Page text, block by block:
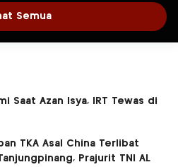
Semua
Saat Azan Isya, IRT Tewas di
TKA Asal China Terlibat
Prajurit TNI AL